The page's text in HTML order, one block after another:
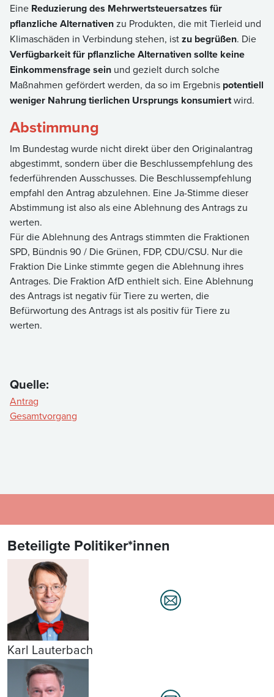
Eine Reduzierung des Mehrwertsteuersatzes für
pflanzliche Alternativenzu Produkten, die mit Tierleid und
Klimaschäden in Verbindung stehen, istzu begrüßen. Die
Verfügbarkeit für pflanzliche Alternativen sollte keine
Einkommensfrage sein und gezielt durch solche
Maßnahmen gefördert werden, da so im Ergebnis potentiell
weniger Nahrung tierlichen Ursprungs konsumiertwird.
Abstimmung
Im Bundestag wurde nicht direkt über den Originalantrag
abgestimmt, sondern über die Beschlussempfehlung des
federführenden Ausschusses. Die Beschlussempfehlung
empfahl den Antrag abzulehnen. Eine Ja-Stimme dieser
Abstimmung ist also als eine Ablehnung des Antrags zu
werten.
Für die Ablehnung des Antrags stimmten die Fraktionen
SPD, Bündnis 90 / Die Grünen, FDP, CDU/CSU. Nur die
Fraktion Die Linke stimmte gegen die Ablehnung ihres
Antrages. Die Fraktion AfD enthielt sich. Eine Ablehnung
des Antrags ist negativ für Tiere zu werten, die
Befürwortung des Antrags ist als positiv für Tiere zu
werten.
Quelle:
Antrag
Gesamtvorgang
Beteiligte Politiker*innen
Karl Lauterbach